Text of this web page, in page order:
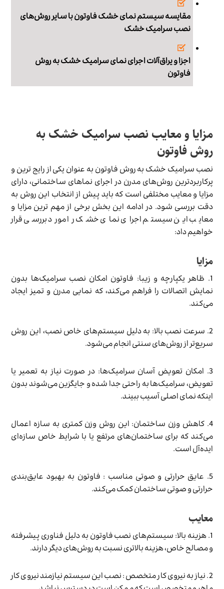
مقایسه سیستم نمای خشک فاوتون با سایر روش‌های
نصب سرامیک خشک
اجزا و یراق‌آلات اجرای نمای سرامیک خشک به روش
فاوتون
مزایا و معایب نصب سرامیک خشک به
روش فاوتون
نصب سرامیک خشک به روش فاوتون به عنوان یکی از رایج ترین و
پرکاربردترین روش‌های مدرن در اجرای نماهای ساختمانی، دارای
مزایا و معایب مختلفی است که باید پیش از انتخاب این روش به
دقت بررسی شود. در ادامه این بخش برخی از مهم ترین مزایا و
معایب این سیستم اجرای نمای خشک را مورد بررسی قرار
خواهیم داد:
مزایا
1. ظاهر یکپارچه و زیبا: فاوتون امکان نصب سرامیک‌ها بدون
نمایش اتصالات را فراهم می‌کند، که نمایی مدرن و تمیز ایجاد
می‌کند.
2. سرعت نصب بالا: به دلیل سیستم‌های خاص نصب، این روش
سریع‌تر از روش‌های سنتی انجام می‌شود.
3. امکان تعویض آسان سرامیک‌ها: در صورت نیاز به تعمیر یا
تعویض، سرامیک‌ها به راحتی جدا شده و جایگزین می‌شوند بدون
اینکه نمای اصلی آسیب ببیند.
4. کاهش وزن ساختمان: این روش وزن کمتری به سازه اعمال
می‌کند که برای ساختمان‌های مرتفع یا با شرایط خاص سازه‌ای
ایده‌آل است.
5. عایق حرارتی و صوتی مناسب : فاوتون به بهبود عایق‌بندی
حرارتی و صوتی ساختمان کمک می‌کند.
معایب
1. هزینه بالا: سیستم‌های نصب فاوتون به دلیل فناوری پیشرفته
و مصالح خاص، هزینه بالاتری نسبت به روش‌های دیگر دارند.
2. نیاز به نیروی کار متخصص : نصب این سیستم نیازمند نیروی کار